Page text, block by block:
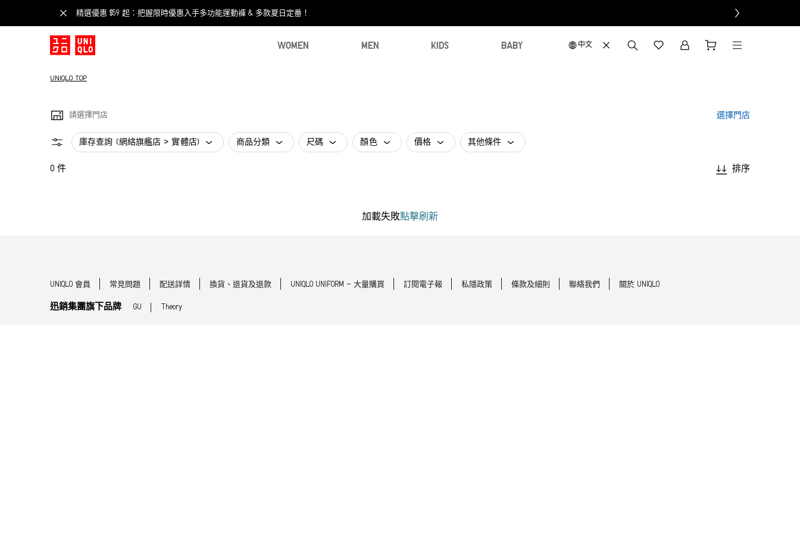
精選優惠 $59 起：把握限時優惠入手多功能運動褲 & 多款夏日定番！​
WOMEN MEN KIDS BABY 中文
UNIQLO TOP
請選擇門店 選擇門店
庫存查詢 (網絡旗艦店 > 實體店) 商品分類 尺碼 顏色 價格 其他條件
0 件 排序
加載失敗點擊刷新
UNIQLO 會員 常見問題 配送詳情 換貨、退貨及退款 UNIQLO UNIFORM - 大量購買 訂閱電子報 私隱政策 條款及細則 聯絡我們 關於 UNIQLO
迅銷集團旗下品牌 GU Theory